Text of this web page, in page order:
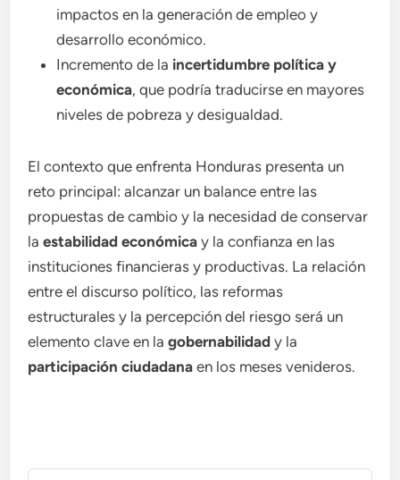
impactos en la generación de empleo y
desarrollo económico.
Incremento de la incertidumbre política y
económica, que podría traducirse en mayores
niveles de pobreza y desigualdad.
El contexto que enfrenta Honduras presenta un
reto principal: alcanzar un balance entre las
propuestas de cambio y la necesidad de conservar
laestabilidad económica y la confianza en las
instituciones financieras y productivas. La relación
entre el discurso político, las reformas
estructurales y la percepción del riesgo será un
elemento clave en lagobernabilidad y la
participación ciudadana en los meses venideros.